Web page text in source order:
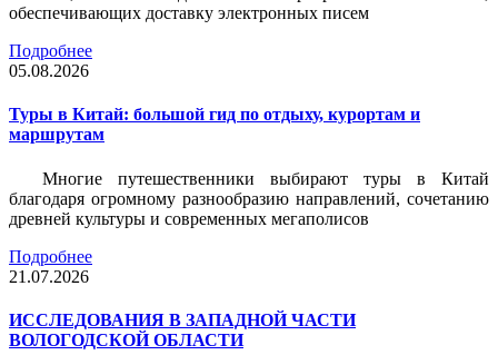
обеспечивающих доставку электронных писем
Подробнее
05.08.2026
Туры в Китай: большой гид по отдыху, курортам и
маршрутам
Многие путешественники выбирают туры в Китай
благодаря огромному разнообразию направлений, сочетанию
древней культуры и современных мегаполисов
Подробнее
21.07.2026
ИССЛЕДОВАНИЯ В ЗАПАДНОЙ ЧАСТИ
ВОЛОГОДСКОЙ ОБЛАСТИ